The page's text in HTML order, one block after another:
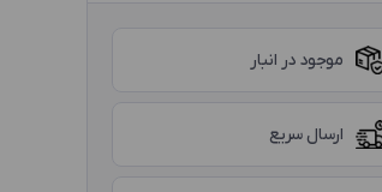
موجود در انبار
ارسال سریع